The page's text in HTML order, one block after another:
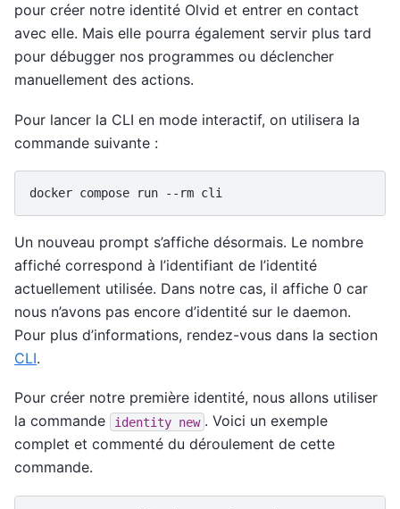
pour créer notre identité Olvid et entrer en contact
avec elle. Mais elle pourra également servir plus tard
pour débugger nos programmes ou déclencher
manuellement des actions.
Pour lancer la CLI en mode interactif, on utilisera la
commande suivante :
docker compose run --rm
Un nouveau prompt s’affiche désormais. Le nombre
affiché correspond à l’identifiant de l’identité
actuellement utilisée. Dans notre cas, il affiche 0 car
nous n’avons pas encore d’identité sur le daemon.
Pour plus d’informations, rendez-vous dans la section
CLI.
Pour créer notre première identité, nous allons utiliser
la commande
identity new . Voici un exemple
complet et commenté du déroulement de cette
commande.